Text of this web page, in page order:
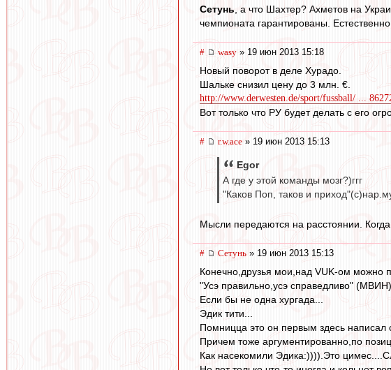
Сетунь , а что Шахтер? Ахметов на
чемпионата гарантированы.
# wasy » 19 июн 2013 15:18
Новый поворот в деле Хурадо.
Шальке снизил цену до 3 млн. €.
http://www.derwesten.de/sport/fussball/ ...
Вот только что РУ будет делать с его
# r.w.ace » 19 июн 2013 15:13
Egor
А где у этой команды мозг?)ггг
"Каков Поп, таков и
Мысли передаются на расстоянии.
# Сетунь » 19 июн 2013 15:13
Конечно,друзья мои,над VUK-ом можно
"Усэ правильно,усэ справедливо"
Если бы не одна хургада...
Эдик тити...
Помницца это он первым здесь написал
Причем тоже аргументированно,по
Как насекомили Эдика:)))).Это